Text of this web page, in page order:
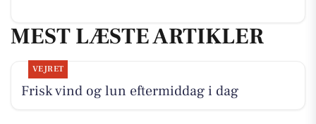
MEST LÆSTE ARTIKLER
VEJRET
Frisk vind og lun eftermiddag i dag